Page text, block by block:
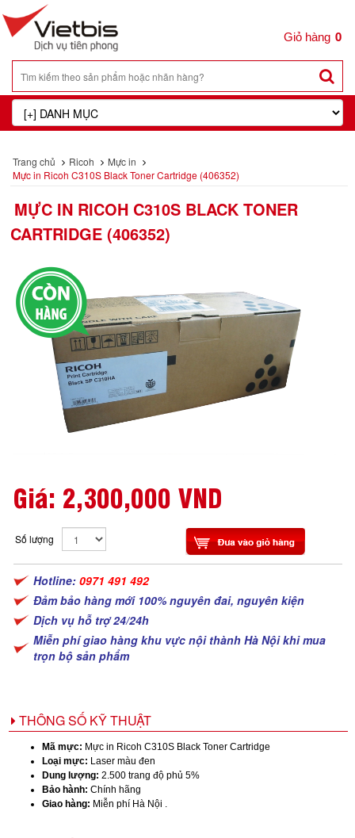
0
Trang chủ Ricoh
Mực in
Mực in Ricoh C310S Black Toner Cartridge (406352)
MỰC IN RICOH C310S BLACK TONER
CARTRIDGE (406352)
Giá: 2,300,000 VND
Số lượng
Hotline: 0971 491 492
Đảm bảo hàng mới 100% nguyên đai, nguyên kiện
Dịch vụ hỗ trợ 24/24h
Miễn phí giao hàng khu vực nội thành Hà Nội khi mua
trọn bộ sản phẩm
THÔNG SỐ KỸ THUẬT
Mã mực: Mực in Ricoh C310S Black Toner Cartridge
Loại mực: Laser màu đen
Dung lượng: 2.500 trang độ phủ 5%
Bảo hành: Chính hãng
Giao hàng: Miễn phí Hà Nội .